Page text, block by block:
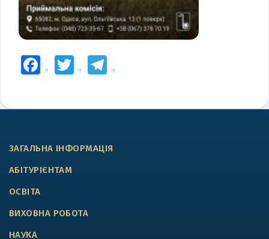
Facebook
TwitterTelegram
ЗАГАЛЬНА ІНФОРМАЦІЯ
АБІТУРІЄНТАМ
ОСВІТА
ВИХОВНА РОБОТА
НАУКА